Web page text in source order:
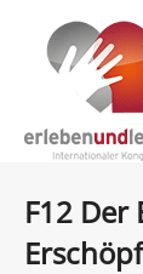
F12 Der